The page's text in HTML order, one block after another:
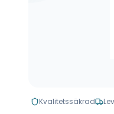
Kvalitetssäkrad